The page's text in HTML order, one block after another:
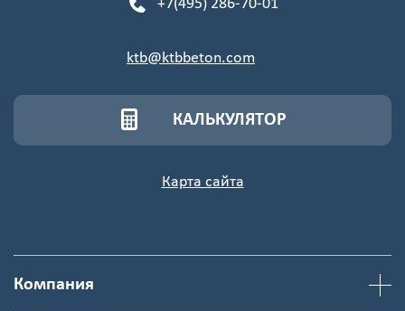
+7(495) 286-70-01
ktb@ktbbeton.com
КАЛЬКУЛЯТОР
Карта сайта
Компания